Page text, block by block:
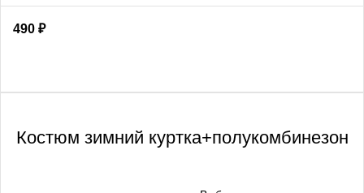
490 ₽
Костюм зимний куртка+полукомбинезон